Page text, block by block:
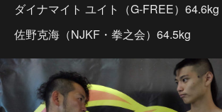
ダイナマイト ユイト（G-FREE）64.6kg
佐野克海（NJKF・拳之会）64.5kg